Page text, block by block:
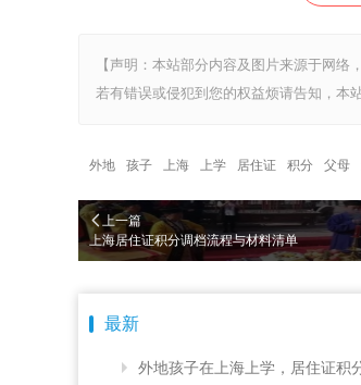
【声明：本站部分内容及图片来源于网
若有错误或侵犯到您的权益烦请告知，本
外地 孩子 上海 上学 居住证 积分 父母
上一篇
上海居住证积分调档流程与材料清单
最新
外地孩子在上海上学，居住证积